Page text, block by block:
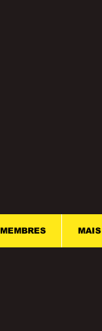
MEMBRES MAIS